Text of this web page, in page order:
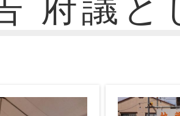
府議と